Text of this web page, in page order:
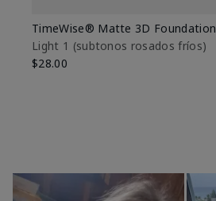
TimeWise® Matte 3D Foundation
Light 1​ (subtonos rosados fríos)
$28.00